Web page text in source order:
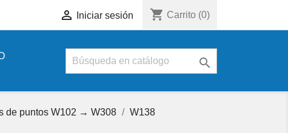
 Iniciar sesión shopping_cart Carrito (0)

de puntos W102 → W308 W138